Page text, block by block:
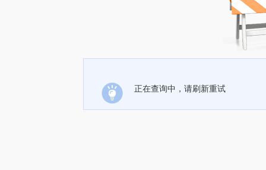
正在查询中，请刷新重试